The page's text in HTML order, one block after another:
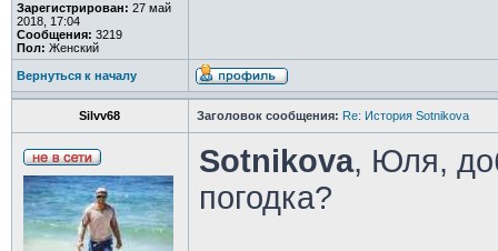
Зарегистрирован: 27 май
2018, 17:04
Сообщения: 3219
Пол: Женский
Вернуться к началу
Silvv68 Заголовок сообщения: Re: История Sotnikova
Sotnikova, Юля,
погодка?